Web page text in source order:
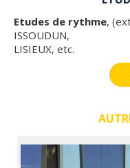
Etudes de rythme,
ISSOUDUN,
LISIEUX, etc.